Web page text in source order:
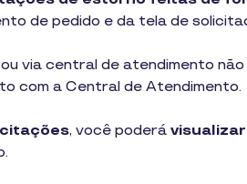
de pedido e da tela de
via central de atendimento
com a Central de Atendimento.
, você poderá